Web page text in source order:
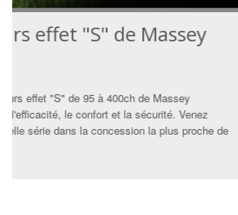
Les tracteurs effet "S" de
Les nouveaux tracteurs effet "S" de 95 à 400ch
Ferguson améliorent l'efficacité, le confort et la
découvrir cette nouvelle série dans la